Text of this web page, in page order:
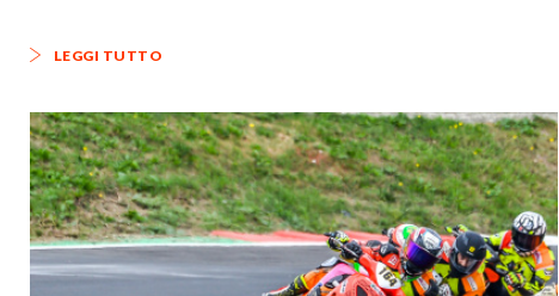
LEGGI TUTTO